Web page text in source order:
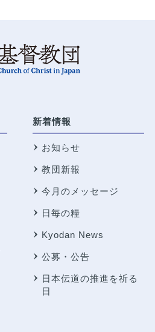
新着情報
お知らせ
教団新報
今月のメッセージ
日毎の糧
Kyodan News
公募・公告
日本伝道の推進を祈る
日